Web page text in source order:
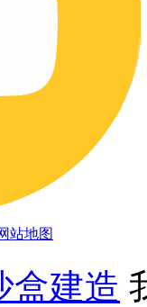
站地图
盒建造